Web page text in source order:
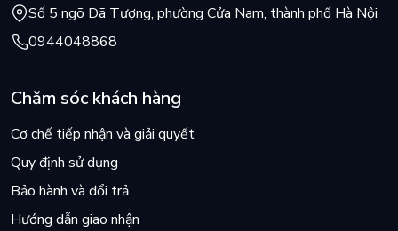
Số 5 ngõ Dã Tượng, phường Cửa Nam, thành phố Hà Nội
0944048868
Chăm sóc khách hàng
Cơ chế tiếp nhận và giải quyết
Quy định sử dụng
Bảo hành và đổi trả
Hướng dẫn giao nhận